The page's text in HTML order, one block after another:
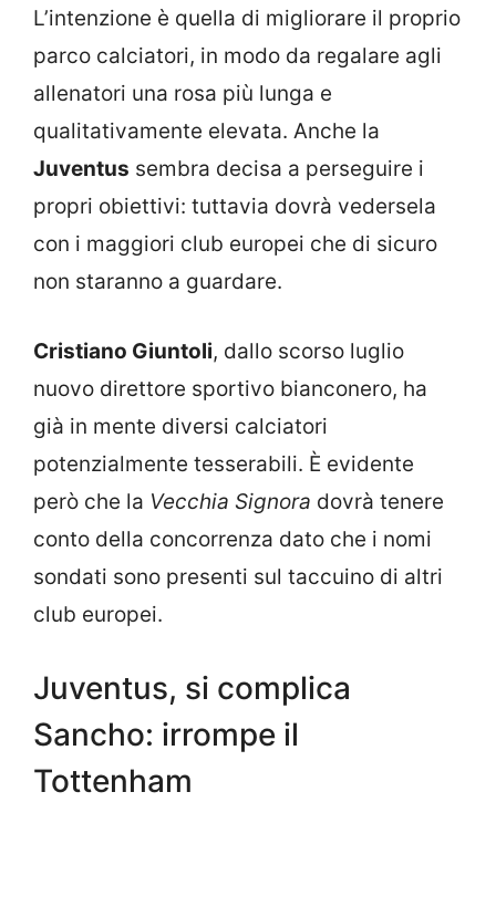
L’intenzione è quella di migliorare il proprio
parco calciatori, in modo da regalare agli
allenatori una rosa più lunga e
qualitativamente elevata. Anche la
Juventus sembra decisa a perseguire i
propri obiettivi: tuttavia dovrà vedersela
con i maggiori club europei che di sicuro
non staranno a guardare.
Cristiano Giuntoli, dallo scorso luglio
nuovo direttore sportivo bianconero, ha
già in mente diversi calciatori
potenzialmente tesserabili. È evidente
però che la Vecchia Signora dovrà tenere
conto della concorrenza dato che i nomi
sondati sono presenti sul taccuino di altri
club europei.
Juventus, si complica
Sancho: irrompe il
Tottenham